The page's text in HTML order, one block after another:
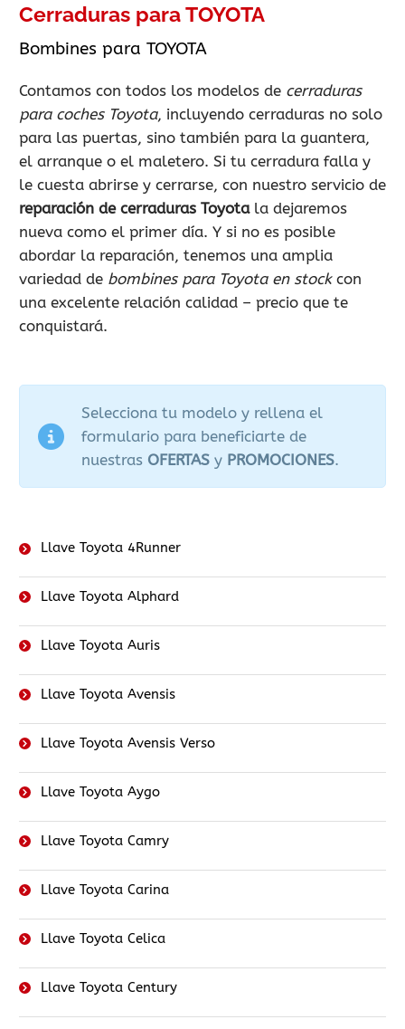
Cerraduras para TOYOTA
Bombines para TOYOTA
Contamos con todos los modelos de cerraduras
para coches Toyota, incluyendo cerraduras no solo
para las puertas, sino también para la guantera,
el arranque o el maletero. Si tu cerradura falla y
le cuesta abrirse y cerrarse, con nuestro servicio de
reparación de cerraduras Toyotala dejaremos
nueva como el primer día. Y si no es posible
abordar la reparación, tenemos una amplia
variedad de bombines para Toyota en stockcon
una excelente relación calidad – precio que te
conquistará.
Selecciona tu modelo y rellena el
formulario para beneficiarte de
nuestras OFERTAS y PROMOCIONES.
Llave Toyota 4Runner
Llave Toyota Alphard
Llave Toyota Auris
Llave Toyota Avensis
Llave Toyota Avensis Verso
Llave Toyota Aygo
Llave Toyota Camry
Llave Toyota Carina
Llave Toyota Celica
Llave Toyota Century